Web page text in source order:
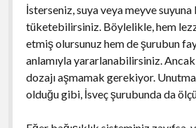
İsterseniz, suya veya meyve suyuna
tüketebilirsiniz. Böylelikle, hem
etmiş olursunuz hem de şurubun
anlamıyla yararlanabilirsiniz.
dozajı aşmamak gerekiyor.
olduğu gibi, İsveç şurubunda da